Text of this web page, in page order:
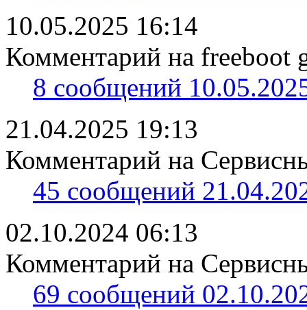
10.05.2025 16:14
Комментарий на freeboot
8 сообщений
21.04.2025 19:13
Комментарий на
45 сообщений
02.10.2024 06:13
Комментарий на
69 сообщений